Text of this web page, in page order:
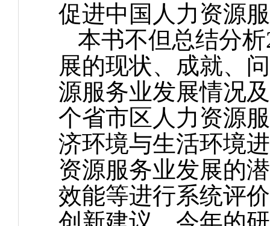
促进中国人力资源
本书不但总结分
展的现状、成就、
源服务业发展情况
个省市区人力资源
济环境与生活环境
资源服务业发展的
效能等进行系统评